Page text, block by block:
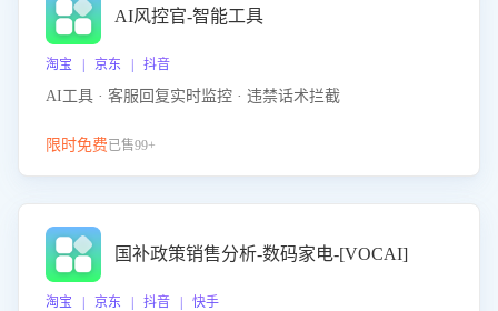
AI风控官-智能工具
淘宝 | 京东 | 抖音
AI工具 · 客服回复实时监控 · 违禁话术拦截
限时免费已售99+
国补政策销售分析-数码家电-[VOCAI]
淘宝 | 京东 | 抖音 | 快手